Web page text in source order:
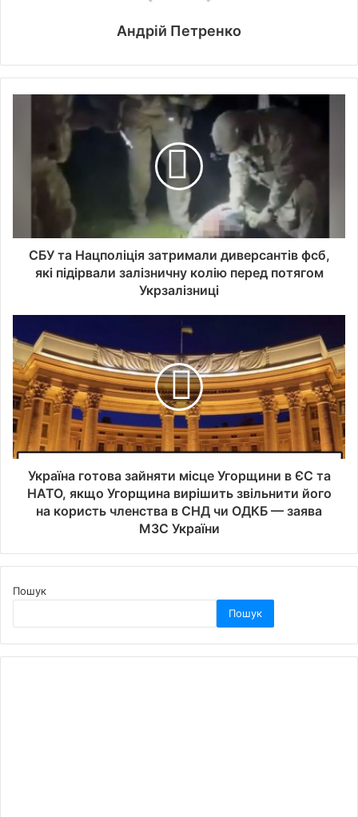
Андрій Петренко
СБУ та Нацполіція затримали диверсантів фсб,
які підірвали залізничну колію перед потягом
Укрзалізниці
Україна готова зайняти місце Угорщини в ЄС та
НАТО, якщо Угорщина вирішить звільнити його
на користь членства в СНД чи ОДКБ — заява
МЗС України
Пошук
Пошук